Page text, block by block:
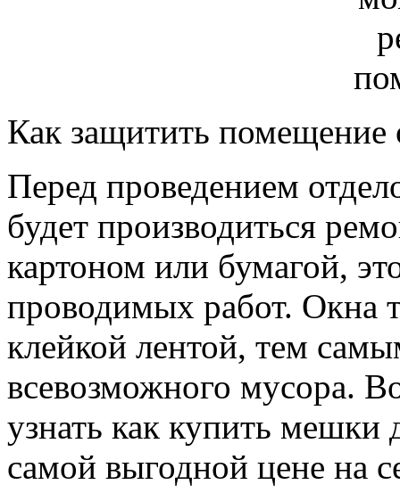
Как защитить помещение
Перед проведением
будет производиться
картоном или бумагой,
проводимых работ. Окна
клейкой лентой, тем
всевозможного мусора.
узнать как купить мешки
самой выгодной цене на